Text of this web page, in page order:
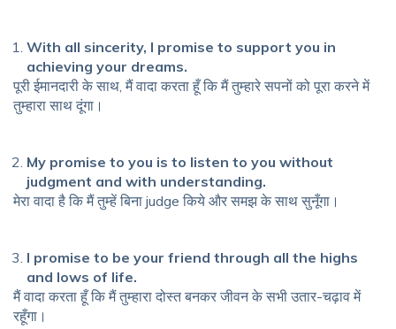
With all sincerity, I promise to support you in
achieving your dreams.
पूरी ईमानदारी के साथ, मैं वादा करता हूँ कि मैं तुम्हारे सपनों को पूरा करने में
तुम्हारा साथ दूंगा।
My promise to you is to listen to you without
judgment and with understanding.
मेरा वादा है कि मैं तुम्हें बिना judge किये और समझ के साथ सुनूँगा।
I promise to be your friend through all the highs
and lows of life.
मैं वादा करता हूँ कि मैं तुम्हारा दोस्त बनकर जीवन के सभी उतार-चढ़ाव में
रहूँगा।